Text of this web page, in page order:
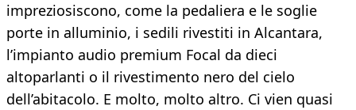
impreziosiscono, come la pedaliera e le soglie
porte in alluminio, i sedili rivestiti in Alcantara,
l’impianto audio premium Focal da dieci
altoparlanti o il rivestimento nero del cielo
dell’abitacolo. E molto, molto altro. Ci vien quasi